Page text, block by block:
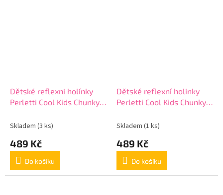
Dětské reflexní holínky
Perletti Cool Kids Chunky,
Skladem (3 ks)
489 Kč
Do košíku
Dětské reflexní holínky
Perletti Cool Kids Chunky,
Skladem (1 ks)
489 Kč
Do košíku